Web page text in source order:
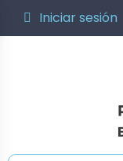
Iniciar sesión